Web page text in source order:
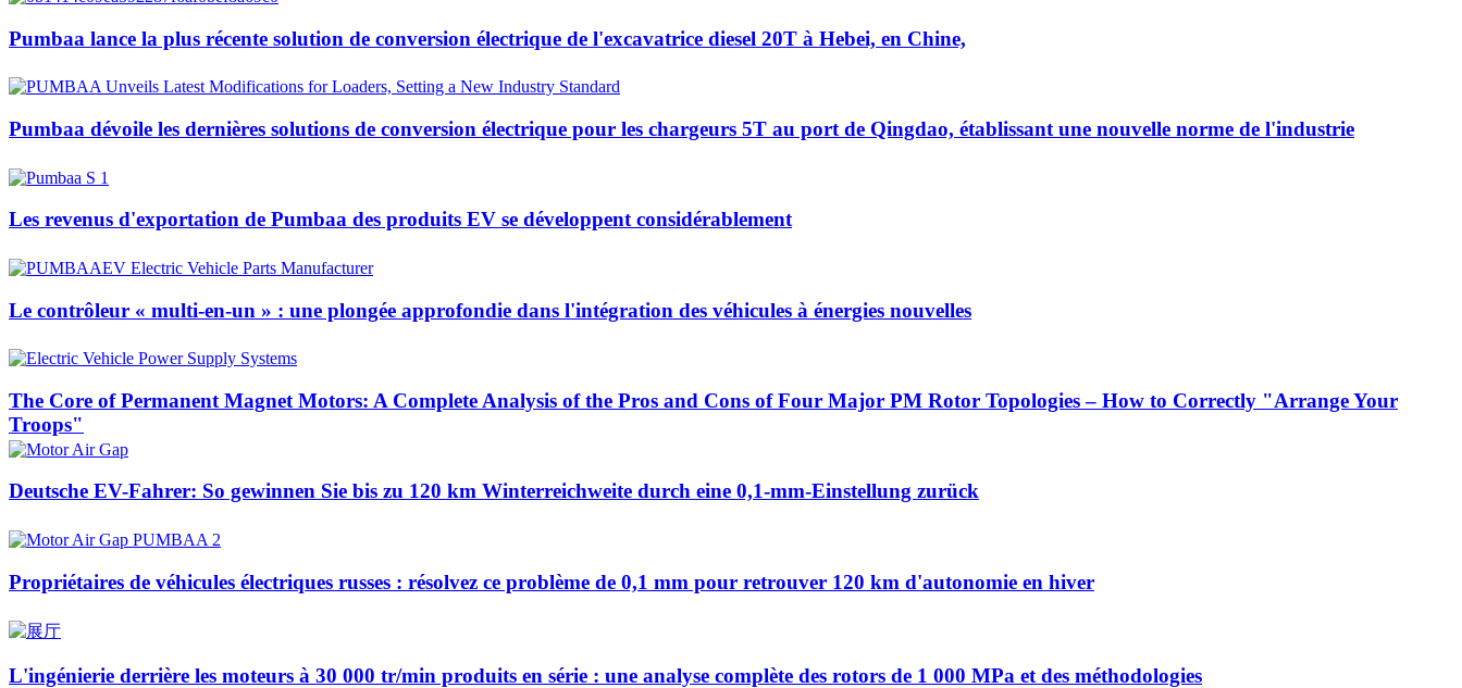
Pumbaa lance la plus récente solution de conversion électrique de l'excavatrice diesel 20T à Hebei, en Chine,
Pumbaa dévoile les dernières solutions de conversion électrique pour les chargeurs 5T au port de Qingdao, établissant une nouvelle norme de l'industrie
Les revenus d'exportation de Pumbaa des produits EV se développent considérablement
Le contrôleur « multi-en-un » : une plongée approfondie dans l'intégration des véhicules à énergies nouvelles
The Core of Permanent Magnet Motors: A Complete Analysis of the Pros and Cons of Four Major PM Rotor Topologies – How to Correctly "Arrange Your
Troops"
Deutsche EV-Fahrer: So gewinnen Sie bis zu 120 km Winterreichweite durch eine 0,1-mm-Einstellung zurück
Propriétaires de véhicules électriques russes : résolvez ce problème de 0,1 mm pour retrouver 120 km d'autonomie en hiver
L'ingénierie derrière les moteurs à 30 000 tr/min produits en série : une analyse complète des rotors de 1 000 MPa et des méthodologies